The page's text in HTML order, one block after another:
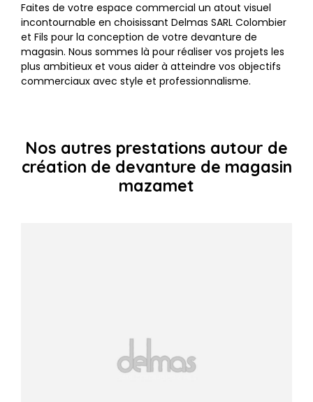
Faites de votre espace commercial un atout visuel
incontournable en choisissant Delmas SARL Colombier
et Fils pour la conception de votre devanture de
magasin. Nous sommes là pour réaliser vos projets les
plus ambitieux et vous aider à atteindre vos objectifs
commerciaux avec style et professionnalisme.
Nos autres prestations autour de
création de devanture de magasin
mazamet